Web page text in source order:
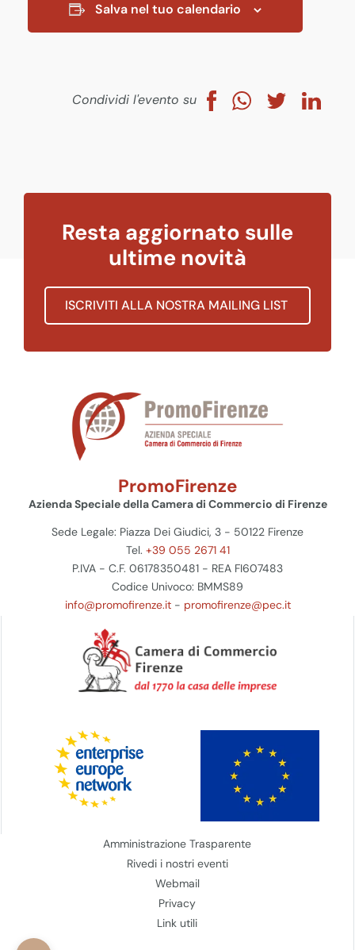
Salva nel tuo calendario
Condividi l'evento su
Resta aggiornato sulle
ultime novità
ISCRIVITI ALLA NOSTRA MAILING LIST
PromoFirenze
Azienda Speciale della Camera di Commercio di Firenze
Sede Legale: Piazza Dei Giudici, 3 - 50122 Firenze
Tel. +39 055 2671 41
P.IVA - C.F. 06178350481 - REA FI607483
Codice Univoco: BMMS89
info@promofirenze.it- promofirenze@pec.it
Amministrazione Trasparente
Rivedi i nostri eventi
Webmail
Privacy
Link utili